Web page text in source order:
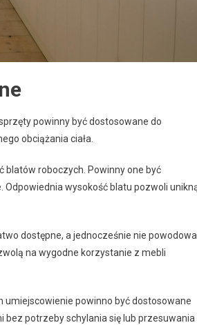
powinny być dostosowane do
obciążania ciała.
roboczych. Powinny one być
wysokość blatu pozwoli
dostępne, a jednocześnie nie
na wygodne korzystanie z mebli
umiejscowienie powinno być dostosowane
potrzeby schylania się lub przesuwania